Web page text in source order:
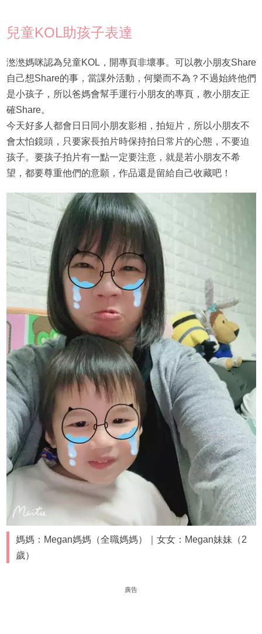
兒童KOL助孩子表達
滺滺媽咪認為兒童KOL，開專頁非壞事。可以教小朋友Share
自己想Share的事，當課外活動，何樂而不為？不過始終他們
是小孩子，所以爸媽會幫手運行小朋友的專頁，教小朋友正
確Share。
今天好多人都會日日同小朋友影相，拍短片，所以小朋友不
會太怕鏡頭，只要家長拍片時保持拍日常片的心態，不要迫
孩子。要孩子拍片有一點一定要注意，就是若小朋友不希
望，都要尊重他們的意願，作品還是留給自己收藏吧！
媽媽：Megan媽媽（全職媽媽）｜女女：Megan妹妹（2
歲）
廣告